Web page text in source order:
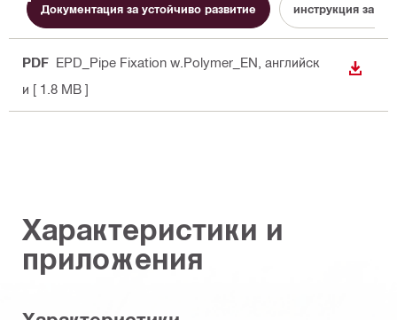
Документация за устойчиво развитие инструкция за
PDF EPD_Pipe Fixation w.Polymer_EN , английск
и [ 1.8 MB ]
Характеристики и
приложения